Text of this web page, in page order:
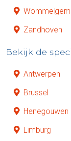
Wommelgem
Zandhoven
Bekijk de
Antwerpen
Brussel
Henegouwen
Limburg